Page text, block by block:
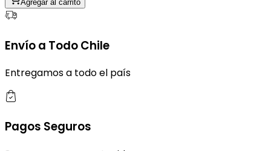
Agregar al carrito
Envío a Todo Chile
Entregamos a todo el país
Pagos Seguros